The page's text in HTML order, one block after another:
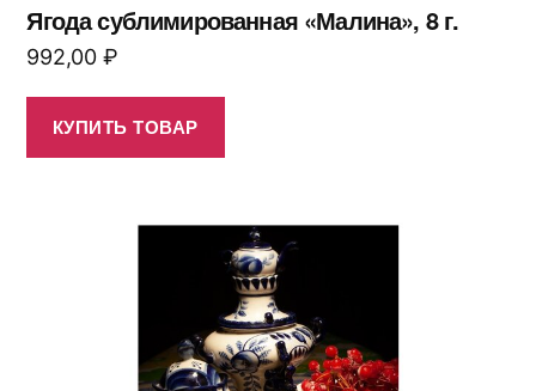
Ягода сублимированная «Малина», 8 г.
992,00 ₽
КУПИТЬ ТОВАР